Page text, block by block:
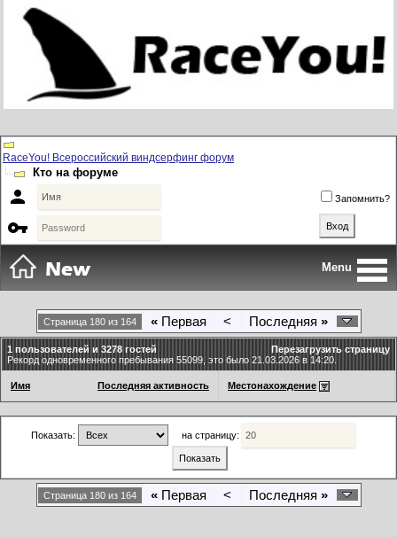
RaceYou! Всероссийский виндсерфинг форум
Кто на форуме
 Запомнить?

Menu
Страница 180 из 164 «Первая < Последняя »
Перезагрузить страницу
1 пользователей и 3278 гостей
Рекорд одновременного пребывания 55099, это было 21.03.2026 в 14:20.
Последняя активность
Имя Местонахождение
Показать: на страницу:
Страница 180 из 164 «Первая < Последняя »